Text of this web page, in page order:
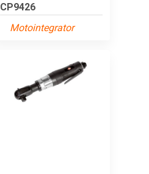
CP9426
Motointegrator